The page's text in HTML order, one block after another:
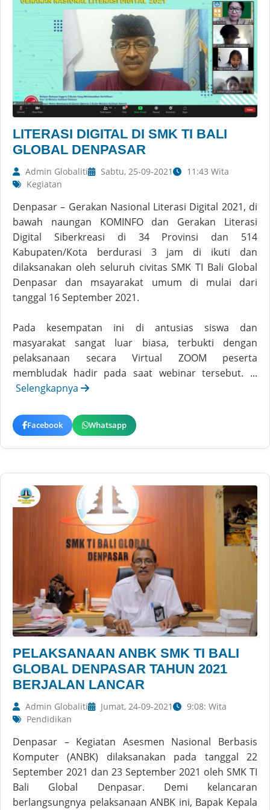
LITERASI DIGITAL DI SMK TI BALI
GLOBAL DENPASAR
Admin Globaliti Sabtu, 25-09-2021
11:43 Wita
Kegiatan
Denpasar – Gerakan Nasional Literasi Digital 2021, di
bawah naungan KOMINFO dan Gerakan Literasi
Digital Siberkreasi di 34 Provinsi dan 514
Kabupaten/Kota berdurasi 3 jam di ikuti dan
dilaksanakan oleh seluruh civitas SMK TI Bali Global
Denpasar dan msayarakat umum di mulai dari
tanggal 16 September 2021.
Pada kesempatan ini di antusias siswa dan
masyarakat sangat luar biasa, terbukti dengan
pelaksanaan secara Virtual ZOOM peserta
membludak hadir pada saat webinar tersebut. ...
Selengkapnya
Facebook Whatsapp
PELAKSANAAN ANBK SMK TI BALI
GLOBAL DENPASAR TAHUN 2021
BERJALAN LANCAR
Admin Globaliti Jumat, 24-09-2021
9:08: Wita
Pendidikan
Denpasar – Kegiatan Asesmen Nasional Berbasis
Komputer (ANBK) dilaksanakan pada tanggal 22
September 2021 dan 23 September 2021 oleh SMK TI
Bali Global Denpasar. Demi kelancaran
berlangsungnya pelaksanaan ANBK ini, Bapak Kepala